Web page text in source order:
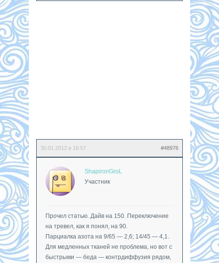
30.01.2012 в 16:57 #48976
ShapironGroL
Участник
Прочел статью. Дайв на 150. Переключение
на тревел, как я понял, на 90.
Парциалка азота на 9/65 — 2,6; 14/45 — 4,1.
Для медленных тканей не проблема, но вот с
быстрыми — беда — контрдиффузия рядом,